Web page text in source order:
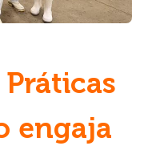
engaja